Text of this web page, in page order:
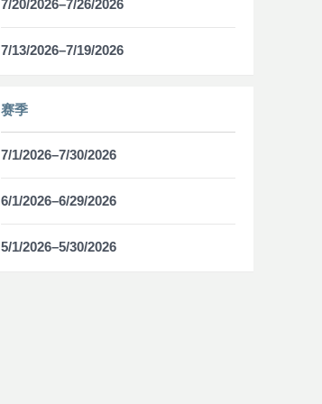
7/20/2026–7/26/2026
7/13/2026–7/19/2026
赛季
7/1/2026–7/30/2026
6/1/2026–6/29/2026
5/1/2026–5/30/2026